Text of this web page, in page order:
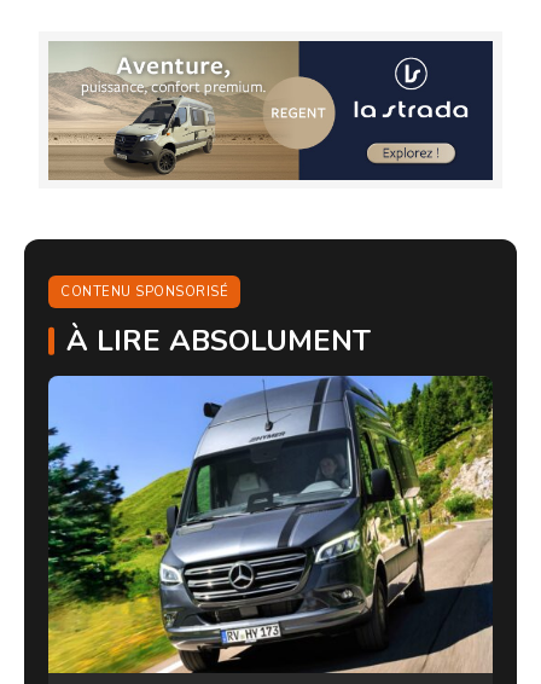
CONTENU SPONSORISÉ
À LIRE ABSOLUMENT